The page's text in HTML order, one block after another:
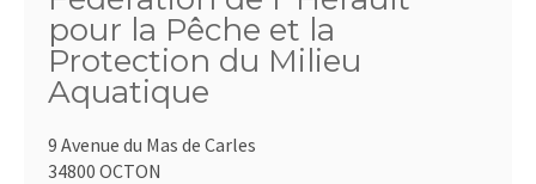
pour la Pêche et la
Protection du Milieu
Aquatique
9 Avenue du Mas de Carles
34800 OCTON